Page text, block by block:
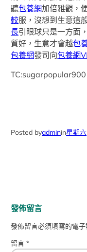
聽包養網加倍雅觀，
較服，沒想到生意這
長引眼球只是一方面
質好，生意才會越包
包養網發司向包養網
TC:sugarpopular900
Posted byadminin星期六
發佈留言
發佈留言必須填寫的電子
留言*